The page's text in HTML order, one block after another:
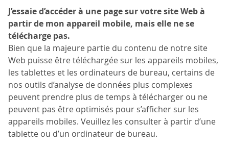
J’essaie d’accéder à une page sur votre site Web à
partir de mon appareil mobile, mais elle ne se
télécharge pas.
Bien que la majeure partie du contenu de notre site
Web puisse être téléchargée sur les appareils mobiles,
les tablettes et les ordinateurs de bureau, certains de
nos outils d’analyse de données plus complexes
peuvent prendre plus de temps à télécharger ou ne
peuvent pas être optimisés pour s’afficher sur les
appareils mobiles. Veuillez les consulter à partir d’une
tablette ou d’un ordinateur de bureau.